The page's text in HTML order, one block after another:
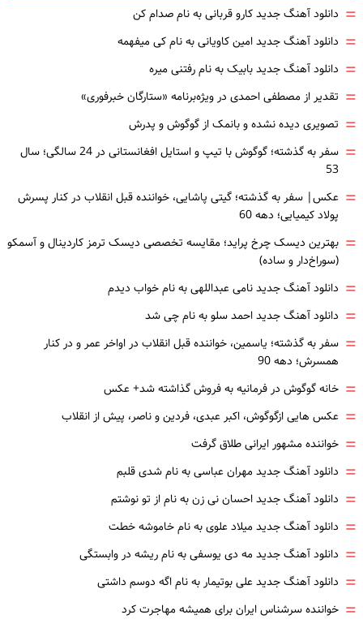
= دانلود آهنگ جدید کارو قربانی به نام صدام کن
= دانلود آهنگ جدید امین کاویانی به نام کی میفهمه
= دانلود آهنگ جدید بابیک به نام رفتنی میره
= تقدیر از مصطفی احمدی در ویژه‌برنامه «ستارگان خبرفوری»
= تصویری دیده نشده و بانمک از گوگوش و پدرش
=
سفر به گذشته؛ گوگوش با تیپ و استایل افغانستانی در 24 سالگی؛ سال
53
= عکس| سفر به گذشته؛ گیتی پاشایی، خواننده قبل انقلاب در کنار پسرش
پولاد کیمیایی؛ دهه 60
= بهترین دیسک چرخ پراید؛ مقایسه تخصصی دیسک ترمز کاردینال و آسمکو
(سوراخ‌دار و ساده)
= دانلود آهنگ جدید نامی عبداللهی به نام خواب دیدم
= دانلود آهنگ جدید احمد سلو به نام چی شد
= سفر به گذشته؛ یاسمین، خواننده قبل انقلاب در اواخر عمر و در کنار
همسرش؛ دهه 90
= خانه گوگوش در فرمانیه به فروش گذاشته شد+ عکس
= عکس هایی ازگوگوش، اکبر عبدی، فردین و ناصر، پیش از انقلاب
= خواننده مشهور ایرانی طلاق گرفت
= دانلود آهنگ جدید مهران عباسی به نام شدی قلبم
= دانلود آهنگ جدید احسان نی زن به نام از تو نوشتم
= دانلود آهنگ جدید میلاد علوی به نام خاموشه خطت
= دانلود آهنگ جدید مه دی یوسفی به نام ریشه در وابستگی
= دانلود آهنگ جدید علی بوتیمار به نام اگه دوسم داشتی
= خواننده سرشناس ایران برای همیشه مهاجرت کرد